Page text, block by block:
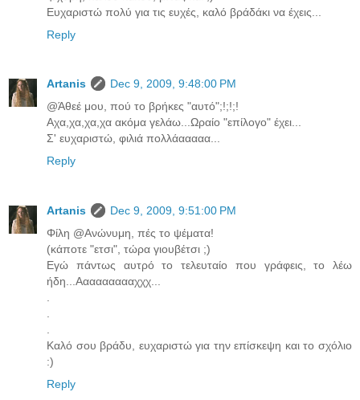
Ευχαριστώ πολύ για τις ευχές, καλό βράδάκι να έχεις...
Reply
Artanis
Dec 9, 2009, 9:48:00 PM
@Άθεέ μου, πού το βρήκες "αυτό";!;!;!
Αχα,χα,χα,χα ακόμα γελάω...Ωραίο "επίλογο" έχει...
Σ' ευχαριστώ, φιλιά πολλάααααα...
Reply
Artanis
Dec 9, 2009, 9:51:00 PM
Φίλη @Ανώνυμη, πές το ψέματα!
(κάποτε "ετσι", τώρα γιουβέτσι ;)
Εγώ πάντως αυτρό το τελευταίο που γράφεις, το λέω
ήδη...Αααααααααχχχ...
.
.
.
Καλό σου βράδυ, ευχαριστώ για την επίσκεψη και το σχόλιο
:)
Reply